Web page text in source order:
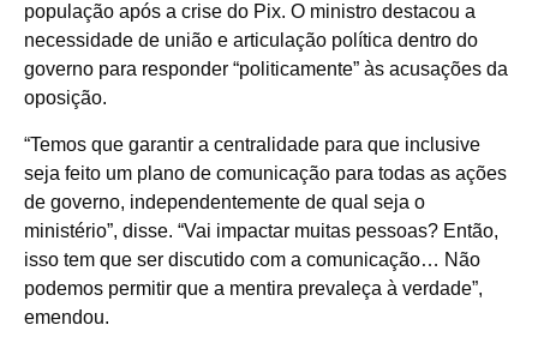
população após a crise do Pix. O ministro destacou a
necessidade de união e articulação política dentro do
governo para responder “politicamente” às acusações da
oposição.
“Temos que garantir a centralidade para que inclusive
seja feito um plano de comunicação para todas as ações
de governo, independentemente de qual seja o
ministério”, disse. “Vai impactar muitas pessoas? Então,
isso tem que ser discutido com a comunicação… Não
podemos permitir que a mentira prevaleça à verdade”,
emendou.